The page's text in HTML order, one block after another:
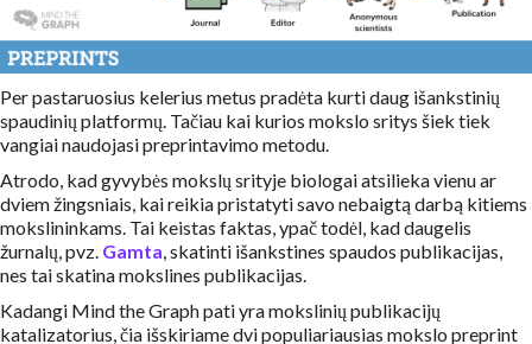
Per pastaruosius kelerius metus pradėta kurti daug išankstinių
spaudinių platformų. Tačiau kai kurios mokslo sritys šiek tiek
vangiai naudojasi preprintavimo metodu.
Atrodo, kad gyvybės mokslų srityje biologai atsilieka vienu ar
dviem žingsniais, kai reikia pristatyti savo nebaigtą darbą kitiems
mokslininkams. Tai keistas faktas, ypač todėl, kad daugelis
žurnalų, pvz. Gamta, skatinti išankstines spaudos publikacijas,
nes tai skatina mokslines publikacijas.
Kadangi Mind the Graph pati yra mokslinių publikacijų
katalizatorius, čia išskiriame dvi populiariausias mokslo preprint